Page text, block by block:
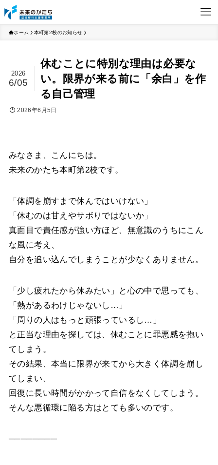
ホーム 本町第2校のお知らせ
休むことに特別な理由は必要な
い。限界が来る前に「余白」を作
る自己管理
2026
6/05
2026年6月5日
みなさま、こんにちは。
未来のかたち本町第2校です。
「体調を崩すまで休んではいけない」
「休むのは甘えやサボりではないか」
真面目で責任感が強い方ほど、無意識のうちにこん
な風に考え、
自分を追い込んでしまうことが少なくありません。
「少し疲れたから休みたい」と心の中で思っても、
「熱があるわけじゃないし…」
「周りの人はもっと頑張っているし…」
と正当な理由を探しては、休むことに罪悪感を抱い
てしまう。
その結果、本当に限界が来てから大きく体調を崩し
てしまい、
回復に長い時間がかかって自信をなくしてしまう。
そんな悪循環に陥る方はとても多いのです。
────────